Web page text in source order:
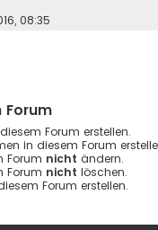
08:35
Forum
Forum erstellen.
in diesem Forum
Forum nicht ändern.
Forum nicht löschen.
Forum erstellen.